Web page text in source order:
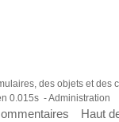
des objets et des
0.015s -Administration
Haut